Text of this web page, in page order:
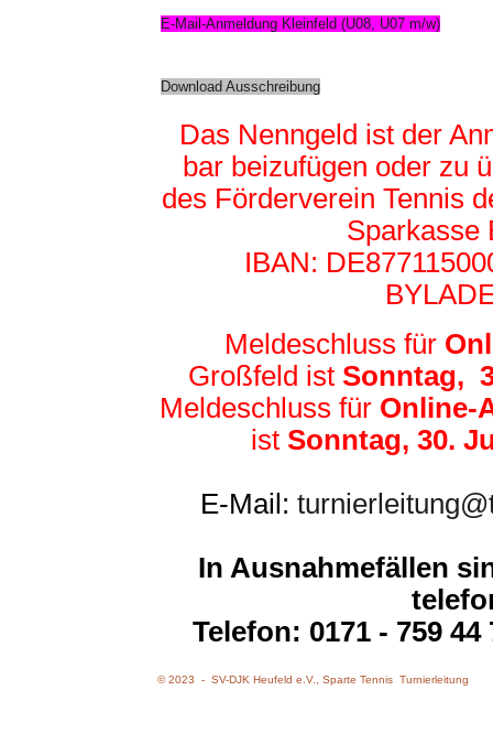
E-Mail-Anmeldung Kleinfeld (U08, U07 m/w)
Download Ausschreibung
Das Nenngeld ist der
bar beizufügen oder zu
des Förderverein Tennis
Sparkasse
IBAN:
Meldeschluss für
Großfeld ist Sonntag,
Meldeschluss für Online-
ist Sonntag, 30.
E-Mail:
In Ausnahmefällen
Telefon: 0171 - 759 44
© 2023 - SV-DJK Heufeld e.V., Sparte Tennis Turnierleitung